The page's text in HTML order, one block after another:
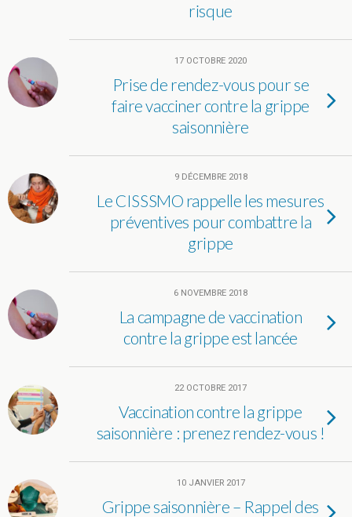
risque
17 OCTOBRE 2020
Prise de rendez-vous pour se
faire vacciner contre la grippe
saisonnière
9 DÉCEMBRE 2018
Le CISSSMO rappelle les mesures
préventives pour combattre la
grippe
6 NOVEMBRE 2018
La campagne de vaccination
contre la grippe est lancée
22 OCTOBRE 2017
Vaccination contre la grippe
saisonnière : prenez rendez-vous !
10 JANVIER 2017
Grippe saisonnière – Rappel des